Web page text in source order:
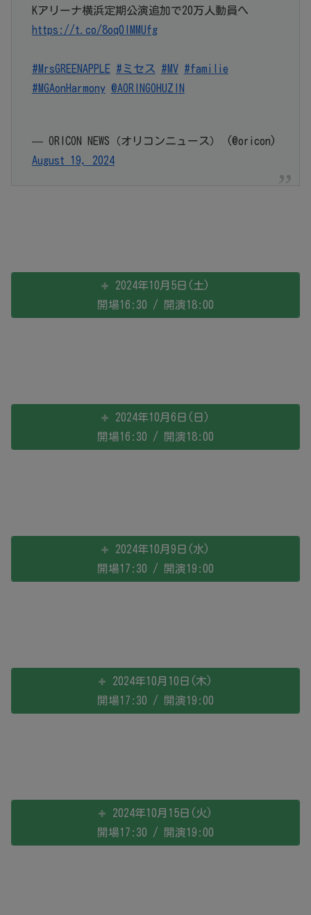
Kアリーナ横浜定期公演追加で20万人動員へ
https://t.co/8oq0lMMUfg
#MrsGREENAPPLE #ミセス #MV #familie
#MGAonHarmony @AORINGOHUZIN
— ORICON NEWS（オリコンニュース） (@oricon)
August 19, 2024
2024年10月5日(土)
開場16:30 / 開演18:00
2024年10月6日(日)
開場16:30 / 開演18:00
2024年10月9日(水)
開場17:30 / 開演19:00
2024年10月10日(木)
開場17:30 / 開演19:00
2024年10月15日(火)
開場17:30 / 開演19:00